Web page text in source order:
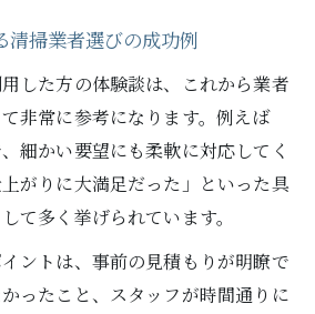
清掃業者選びの成功例
した方の体験談は、これから業者
非常に参考になります。例えば
細かい要望にも柔軟に対応してく
がりに大満足だった」といった具
て多く挙げられています。
ントは、事前の見積もりが明瞭で
ったこと、スタッフが時間通りに